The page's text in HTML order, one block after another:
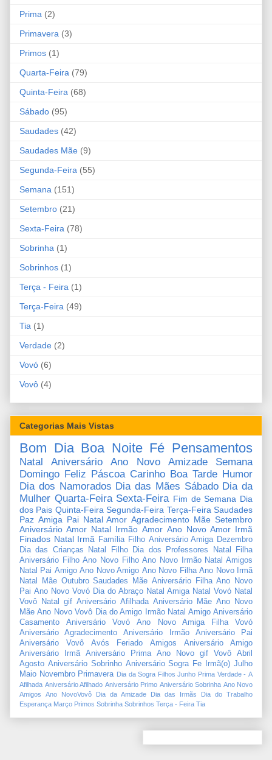
Prima (2)
Primavera (3)
Primos (1)
Quarta-Feira (79)
Quinta-Feira (68)
Sábado (95)
Saudades (42)
Saudades Mãe (9)
Segunda-Feira (55)
Semana (151)
Setembro (21)
Sexta-Feira (78)
Sobrinha (1)
Sobrinhos (1)
Terça - Feira (1)
Terça-Feira (49)
Tia (1)
Verdade (2)
Vovó (6)
Vovô (4)
Categorias Mais Vistas
Bom Dia Boa Noite Fé Pensamentos
Natal Aniversário Ano Novo Amizade
Semana
Domingo Feliz Páscoa Carinho Boa Tarde Humor
Dia dos Namorados Dia das Mães Sábado Dia da
Mulher Quarta-Feira Sexta-Feira Fim de Semana Dia
dos Pais Quinta-Feira Segunda-Feira Terça-Feira Saudades
Paz Amiga Pai Natal Amor Agradecimento Mãe Setembro
Aniversário Amor Natal Irmão Amor Ano Novo Amor Irmã
Finados Natal Irmã Família Filho Aniversário Amiga Dezembro
Dia das Crianças
Natal Filho Dia dos Professores
Natal Filha
Aniversário Filho Ano Novo Filho Ano Novo Irmão Natal Amigos
Natal Pai Amigo Ano Novo Amigo Ano Novo Filha Ano Novo Irmã
Natal Mãe Outubro Saudades Mãe Aniversário Filha Ano Novo
Pai Ano Novo Vovó Dia do Abraço Natal Amiga Natal Vovó Natal
Vovô
Natal gif Aniversário Afilhada Aniversário Mãe Ano Novo
Mãe Ano Novo Vovô Dia do Amigo Irmão Natal Amigo Aniversário
Casamento
Aniversário Vovó Ano Novo Amiga Filha
Vovó
Aniversário Agradecimento
Aniversário Irmão
Aniversário Pai
Aniversário Vovô
Avós Feriado Amigos
Aniversário Amigo
Aniversário Irmã
Aniversário Prima Ano Novo gif Vovô
Abril
Agosto Aniversário Sobrinho Aniversário Sogra Fe Irmã(o) Julho
Maio Novembro Primavera Dia da Sogra Filhos Junho Prima Verdade - A
Afilhada Aniversário Afilhado Aniversário Primo Aniversário Sobrinha Ano Novo
Amigos
Ano NovoVovô Dia da Amizade Dia das Irmãs
Dia do Trabalho
Esperança Março Primos Sobrinha Sobrinhos Terça - Feira Tia